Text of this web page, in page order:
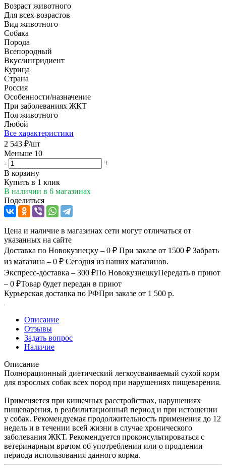
Возраст животного
Для всех возрастов
Вид животного
Собака
Порода
Всепородный
Вкус/ингридиент
Курица
Страна
Россия
Особенности/назначение
При заболеваниях ЖКТ
Пол животного
Любой
Все характеристики
2 543 ₽/шт
Меньше 10
-
+
В корзину
Купить в 1 клик
В наличии в 6 магазинах
Поделиться
Цена и наличие в магазинах сети могут отличаться от
указанных на сайте
Доставка по Новокузнецку – 0 ₽ При заказе от 1500 ₽ Забрать
из магазина – 0 ₽ Сегодня из наших магазинов.
Экспресс-доставка – 300 ₽По НовокузнецкуПередать в приют
– 0 ₽Товар будет передан в приют
Курьерская доставка по РФПри заказе от 1 500 р.
Описание
Отзывы
Задать вопрос
Наличие
Описание
Полнорационный диетический легкоусваиваемый сухой корм
для взрослых собак всех пород при нарушениях пищеварения.
Применяется при кишечных расстройствах, нарушениях
пищеварения, в реабилитационный период и при истощении
у собак. Рекомендуемая продолжительность применения до 12
недель и в течении всей жизни в случае хронического
заболевания ЖКТ. Рекомендуется проконсультироваться с
ветеринарным врачом об употреблении или о продлении
периода использования данного корма.